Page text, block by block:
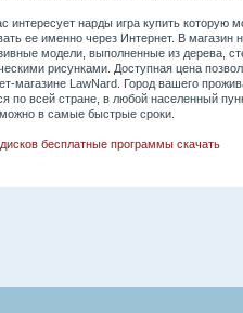
интересует нарды игра купить которую
ее именно через Интернет. В магазин
модели, выполненные из дерева,
рисунками. Доступная цена
магазине LawNard. Город вашего
по всей стране, в любой населенный
в самые быстрые сроки.
бесплатные программы скачать